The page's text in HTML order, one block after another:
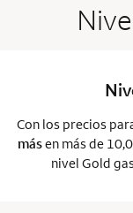
Con los precios
másen más de
nivel Gold